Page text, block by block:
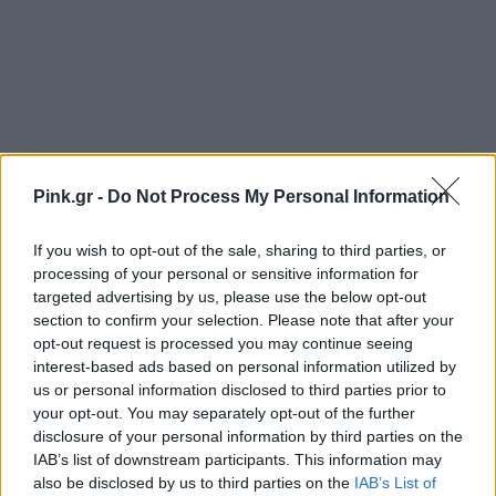
Pink.gr - Do Not Process My Personal Information
If you wish to opt-out of the sale, sharing to third parties, or
processing of your personal or sensitive information for
targeted advertising by us, please use the below opt-out
section to confirm your selection. Please note that after your
opt-out request is processed you may continue seeing
interest-based ads based on personal information utilized by
us or personal information disclosed to third parties prior to
your opt-out. You may separately opt-out of the further
disclosure of your personal information by third parties on the
IAB’s list of downstream participants. This information may
also be disclosed by us to third parties on the IAB’s List of
Ακολουθήστε το Pink.gr στοGoogle Newsκαι
μάθετε πρώτοιτα πιο hot νέα.
Ακολουθήστε το Pink.gr και στοInstagram